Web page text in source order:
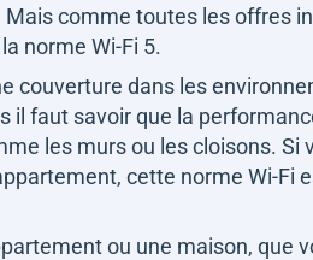
comme toutes les offres
norme Wi-Fi 5.
couverture dans les
il faut savoir que la
les murs ou les cloisons. Si
cette norme Wi-Fi
ou une maison, que